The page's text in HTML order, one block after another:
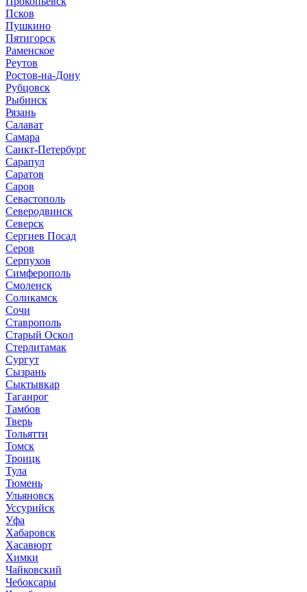
Псков
Пушкино
Пятигорск
Раменское
Реутов
Ростов-на-Дону
Рубцовск
Рыбинск
Рязань
Салават
Самара
Санкт-Петербург
Сарапул
Саратов
Саров
Севастополь
Северодвинск
Северск
Сергиев Посад
Серов
Серпухов
Симферополь
Смоленск
Соликамск
Сочи
Ставрополь
Старый Оскол
Стерлитамак
Сургут
Сызрань
Сыктывкар
Таганрог
Тамбов
Тверь
Тольятти
Томск
Троицк
Тула
Тюмень
Ульяновск
Уссурийск
Уфа
Хабаровск
Хасавюрт
Химки
Чайковский
Чебоксары